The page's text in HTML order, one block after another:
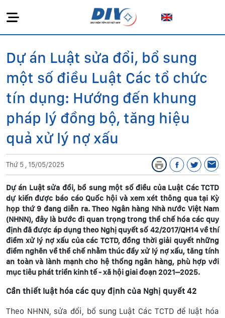
Dự án Luật sửa đổi, bổ sung
một số điều Luật Các tổ chức
tín dụng: Hướng đến khung
pháp lý đồng bộ, tăng hiệu
quả xử lý nợ xấu
Thứ 5 , 15/05/2025
Dự án Luật sửa đổi, bổ sung một số điều của Luật Các TCTD
dự kiến được báo cáo Quốc hội và xem xét thông qua tại Kỳ
họp thứ 9 đang diễn ra. Theo Ngân hàng Nhà nước Việt Nam
(NHNN), đây là bước đi quan trọng trong thể chế hóa các quy
định đã được áp dụng theo Nghị quyết số 42/2017/QH14 về thí
điểm xử lý nợ xấu của các TCTD, đồng thời giải quyết những
điểm nghẽn về thể chế nhằm thúc đẩy xử lý nợ xấu, tăng tính
an toàn và lành mạnh cho hệ thống ngân hàng, phù hợp với
mục tiêu phát triển kinh tế - xã hội giai đoạn 2021–2025.
Cần thiết luật hóa các quy định của Nghị quyết 42
Theo NHNN, sửa đổi, bổ sung Luật Các TCTD để luật hóa